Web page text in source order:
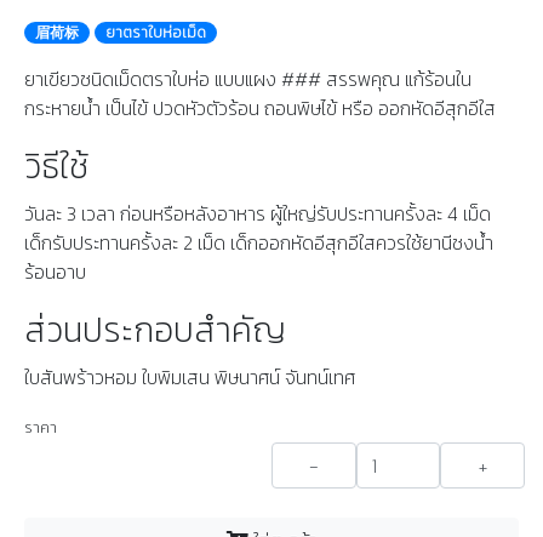
眉荷标 ยาตราใบห่อเม็ด
ยาเขียวชนิดเม็ดตราใบห่อ แบบแผง ### สรรพคุณ แก้ร้อนใน
กระหายน้ำ เป็นไข้ ปวดหัวตัวร้อน ถอนพิษไข้ หรือ ออกหัดอีสุกอีใส
วิธีใช้
วันละ 3 เวลา ก่อนหรือหลังอาหาร ผู้ใหญ่รับประทานครั้งละ 4 เม็ด
เด็กรับประทานครั้งละ 2 เม็ด เด็กออกหัดอีสุกอีใสควรใช้ยานีชงน้ำ
ร้อนอาบ
ส่วนประกอบสำคัญ
ใบสันพร้าวหอม ใบพิมเสน พิษนาศน์ จันทน์เทศ
ราคา
- +